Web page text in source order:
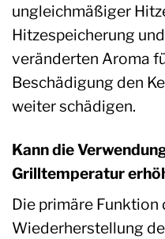
ungleichmäßiger
Hitzespeicherung
veränderten Aroma
Beschädigung den
weiter schädigen.
Kann die
Grilltemperatur
Die primäre Funktion
Wiederherstellung